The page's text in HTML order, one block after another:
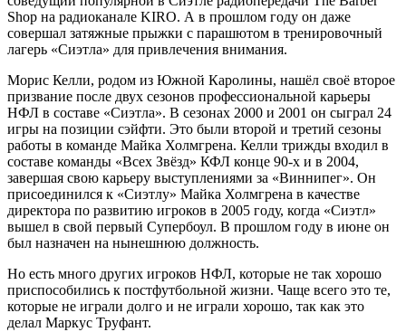
Shop на радиоканале KIRO. А в прошлом году он даже
совершал затяжные прыжки с парашютом в тренировочный
лагерь «Сиэтла» для привлечения внимания.
Морис Келли, родом из Южной Каролины, нашёл своё второе
призвание после двух сезонов профессиональной карьеры
НФЛ в составе «Сиэтла». В сезонах 2000 и 2001 он сыграл 24
игры на позиции сэйфти. Это были второй и третий сезоны
работы в команде Майка Холмгрена. Келли трижды входил в
составе команды «Всех Звёзд» КФЛ конце 90-х и в 2004,
завершая свою карьеру выступлениями за «Виннипег». Он
присоединился к «Сиэтлу» Майка Холмгрена в качестве
директора по развитию игроков в 2005 году, когда «Сиэтл»
вышел в свой первый Супербоул. В прошлом году в июне он
был назначен на нынешнюю должность.
Но есть много других игроков НФЛ, которые не так хорошо
приспособились к постфутбольной жизни. Чаще всего это те,
которые не играли долго и не играли хорошо, так как это
делал Маркус Труфант.